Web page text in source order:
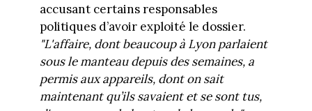
accusant certains responsables
politiques d’avoir exploité le dossier.
"L'affaire, dont beaucoup à Lyon parlaient
sous le manteau depuis des semaines, a
permis aux appareils, dont on sait
maintenant qu’ils savaient et se sont tus,